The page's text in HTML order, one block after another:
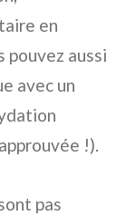
en
pouvez aussi
avec un
!).
pas